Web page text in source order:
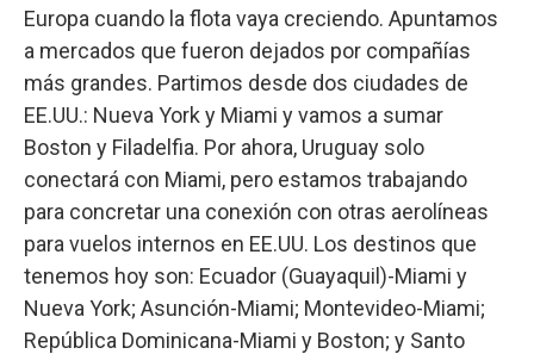
Europa cuando la flota vaya creciendo. Apuntamos
a mercados que fueron dejados por compañías
más grandes. Partimos desde dos ciudades de
EE.UU.: Nueva York y Miami y vamos a sumar
Boston y Filadelfia. Por ahora, Uruguay solo
conectará con Miami, pero estamos trabajando
para concretar una conexión con otras aerolíneas
para vuelos internos en EE.UU. Los destinos que
tenemos hoy son: Ecuador (Guayaquil)-Miami y
Nueva York; Asunción-Miami; Montevideo-Miami;
República Dominicana-Miami y Boston; y Santo